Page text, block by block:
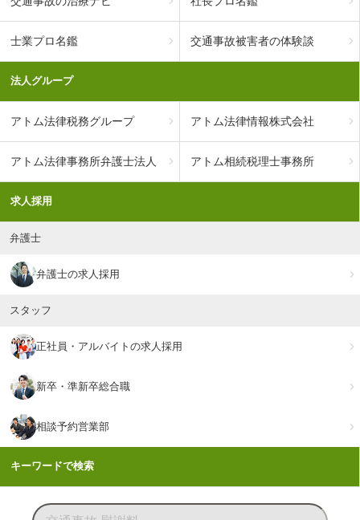
士業プロ名鑑 交通事故被害者の体験談
法人グループ
アトム法律税務グループ アトム法律情報株式会社
アトム法律事務所弁護士法人 アトム相続税理士事務所
求人採用
弁護士
弁護士の求人採用
スタッフ
正社員・アルバイトの求人採用
新卒・準新卒総合職
相談予約営業部
キーワードで検索